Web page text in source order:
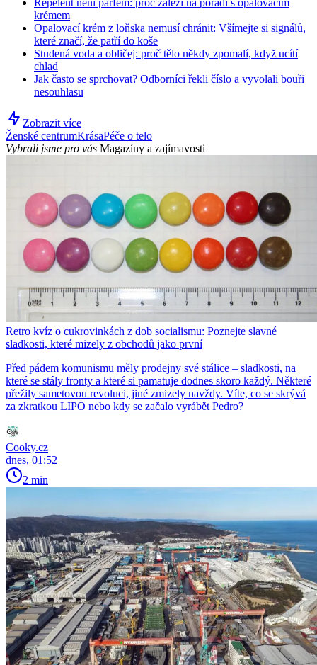
Repelent není parfém: proč záleží na pořadí s opalovacím
krémem
Opalovací krém z loňska nemusí chránit: Všímejte si signálů,
které značí, že patří do koše
Studená voda a obličej: proč tělo někdy zpomalí, když ucítí
chlad
Jak často se sprchovat? Odborníci řekli číslo a vyvolali bouři
nesouhlasu
Zobrazit více
Ženské centrumKrásaPéče o telo
Vybrali jsme pro vás Magazíny a zajímavosti
Retro kvíz o cukrovinkách z dob socialismu: Poznejte slavné
sladkosti, které mizely z obchodů jako první
Před pádem komunismu měly prodejny své stálice – sladkosti, na
které se stály fronty a které si pamatuje dodnes skoro každý. Některé
přežily sametovou revoluci, jiné zmizely navždy. Víte, co se skrývá
za zkratkou LIPO nebo kdy se začalo vyrábět Pedro?
Cooky.cz
dnes, 01:52
2 min